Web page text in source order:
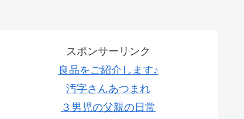
スポンサーリンク
良品をご紹介します♪
汚字さんあつまれ
３男児の父親の日常